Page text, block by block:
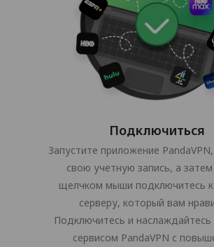
Подключиться
Запустите приложение
свою учетную запись, а
щелчком мыши подключитесь
серверу, который вам
Подключитесь и
сервисом PandaVPN с